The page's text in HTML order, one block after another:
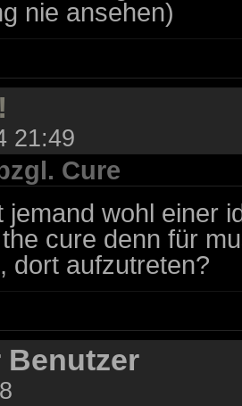
nie ansehen)
21:49
Cure
jemand wohl einer
cure denn für
dort aufzutreten?